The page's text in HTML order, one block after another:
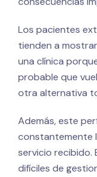
Los pacientes
tienden a
una clínica
probable que
otra alternativa
Además, este
constantemente
servicio recibido.
difíciles de